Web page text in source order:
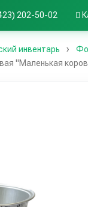
202-50-02
инвентарь
"Маленькая